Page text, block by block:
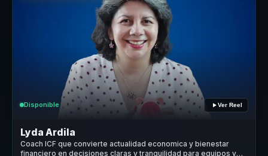
Disponible Ver Reel
Lyda Ardila
Coach ICF que convierte actualidad economica y bienestar
financiero en decisiones claras y tranquilidad para equipos y